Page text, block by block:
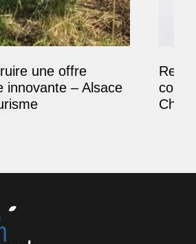
une offre
innovante – Alsace